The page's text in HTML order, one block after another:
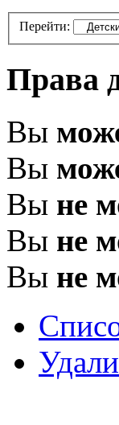
Перейти:
Права
Вы
Вы
Вы не
Вы не
Вы не